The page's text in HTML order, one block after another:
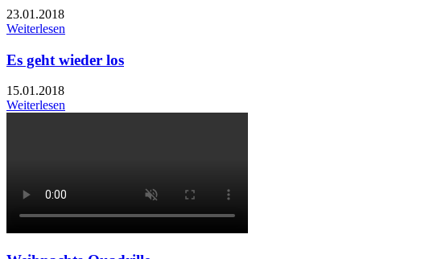
23.01.2018
Weiterlesen
Es geht wieder los
15.01.2018
Weiterlesen